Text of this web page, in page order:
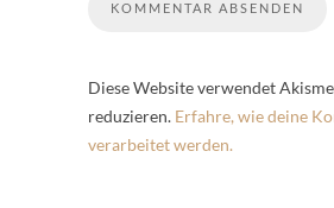
Diese Website verwendet
reduzieren. Erfahre, wie deine
verarbeitet werden.